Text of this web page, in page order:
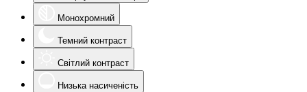
Монохромний
Темний контраст
Світлий контраст
Низька насиченість